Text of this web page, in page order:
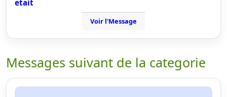
etait
Voir l'Message
Messages suivant de la categorie